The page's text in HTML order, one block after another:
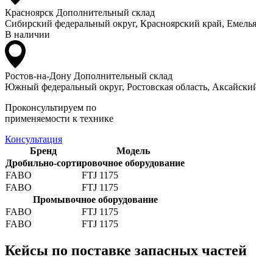
Красноярск Дополнительный склад
Сибирский федеральный округ, Красноярский край,
В наличии
Ростов-на-Дону Дополнительный склад
Южный федеральный округ, Ростовская область,
Проконсультируем по
применяемости к технике
Консультация
Бренд
Модель
Дробильно-сортировочное оборудование
FABO
FTJ 1175
FABO
FTJ 1175
Промывочное оборудование
FABO
FTJ 1175
FABO
FTJ 1175
Кейсы по поставке запасных частей